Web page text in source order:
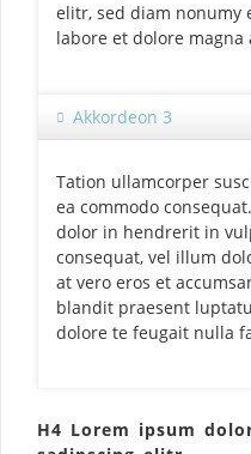
elitr, sed diam
labore et dolore magna
Akkordeon 3
Tation ullamcorper
ea commodo
dolor in hendrerit in
consequat, vel illum
at vero eros et
blandit praesent
dolore te feugait nulla
H4 Lorem ipsum